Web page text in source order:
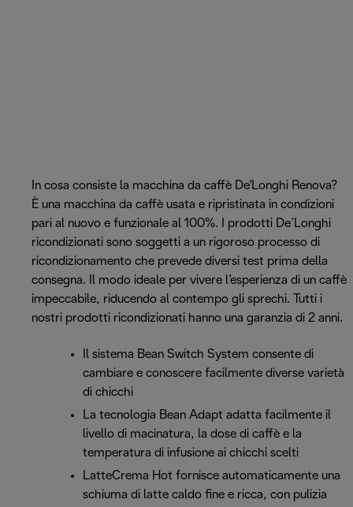
In cosa consiste la macchina da caffè De'Longhi Renova?
È una macchina da caffè usata e ripristinata in condizioni
pari al nuovo e funzionale al 100%. I prodotti De’Longhi
ricondizionati sono soggetti a un rigoroso processo di
ricondizionamento che prevede diversi test prima della
consegna. Il modo ideale per vivere l’esperienza di un caffè
impeccabile, riducendo al contempo gli sprechi. Tutti i
nostri prodotti ricondizionati hanno una garanzia di 2 anni.
Il sistema Bean Switch System consente di
cambiare e conoscere facilmente diverse varietà
di chicchi
La tecnologia Bean Adapt adatta facilmente il
livello di macinatura, la dose di caffè e la
temperatura di infusione ai chicchi scelti
LatteCrema Hot fornisce automaticamente una
schiuma di latte caldo fine e ricca, con pulizia